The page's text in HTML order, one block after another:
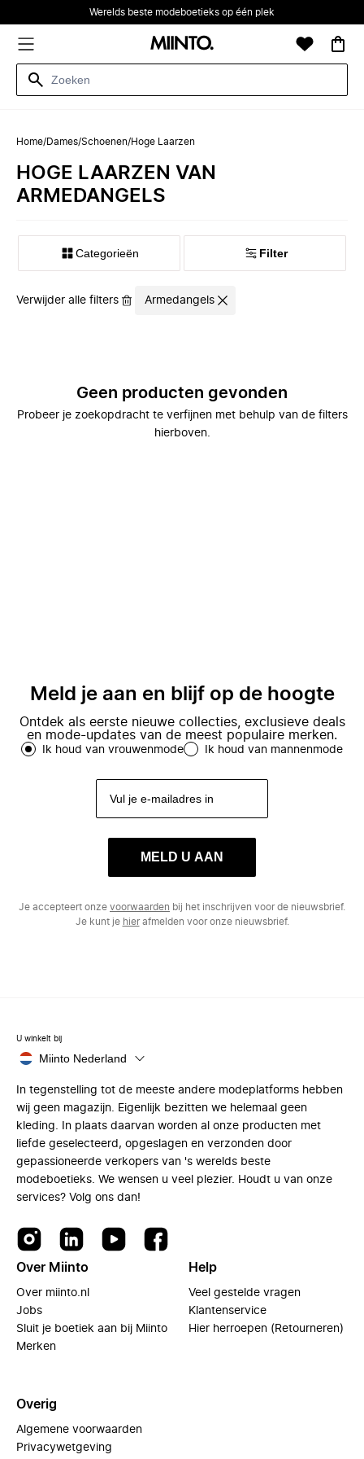
Werelds beste modeboetieks op één plek
Home/Dames/Schoenen/Hoge Laarzen
HOGE LAARZEN VAN
ARMEDANGELS
Categorieën Filter
Verwijder alle filters Armedangels
Geen producten gevonden
Probeer je zoekopdracht te verfijnen met behulp van de filters
hierboven.
Meld je aan en blijf op de hoogte
Ontdek als eerste nieuwe collecties, exclusieve deals
en mode-updates van de meest populaire merken.
Ik houd van vrouwenmode Ik houd van mannenmode
MELD U AAN
Je accepteert onze voorwaarden bij het inschrijven voor de nieuwsbrief.
Je kunt je hierafmelden voor onze nieuwsbrief.
U winkelt bij
Miinto Nederland
In tegenstelling tot de meeste andere modeplatforms hebben
wij geen magazijn. Eigenlijk bezitten we helemaal geen
kleding. In plaats daarvan worden al onze producten met
liefde geselecteerd, opgeslagen en verzonden door
gepassioneerde verkopers van 's werelds beste
modeboetieks. We wensen u veel plezier. Houdt u van onze
services? Volg ons dan!
Over Miinto
Over miinto.nl
Jobs
Sluit je boetiek aan bij Miinto
Merken
Help
Veel gestelde vragen
Klantenservice
Hier herroepen (Retourneren)
Overig
Algemene voorwaarden
Privacywetgeving